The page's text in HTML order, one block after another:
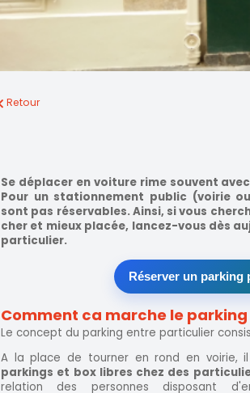
Retour
Se déplacer en voiture rime souvent
Pour un stationnement public (voirie
sont pas réservables. Ainsi, si vous
cher et mieux placée, lancez-vous dès
particulier.
Réserver un parking
Comment ca marche le
Le concept du parking entre particulier
A la place de tourner en rond en voirie,
parkings et box libres chez des
relation des personnes disposant